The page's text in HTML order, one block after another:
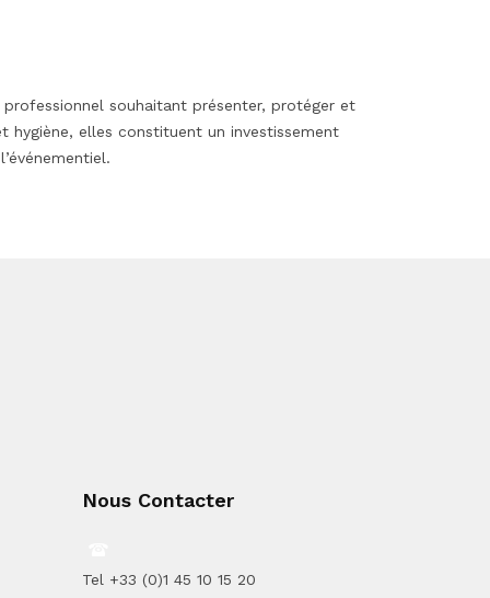
souhaitant présenter, protéger et
hygiène, elles constituent un investissement
Nous Contacter
Tel +33 (0)1 45 10 15 20